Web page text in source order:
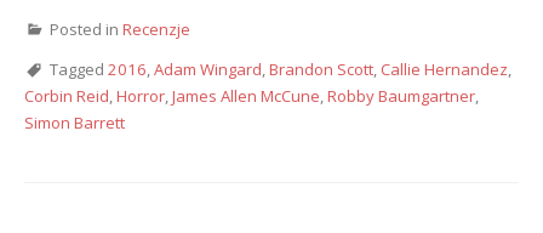
Posted in Recenzje
Tagged 2016,Adam Wingard,Brandon Scott, Callie Hernandez,
Corbin Reid,Horror,James Allen McCune,Robby Baumgartner,
Simon Barrett